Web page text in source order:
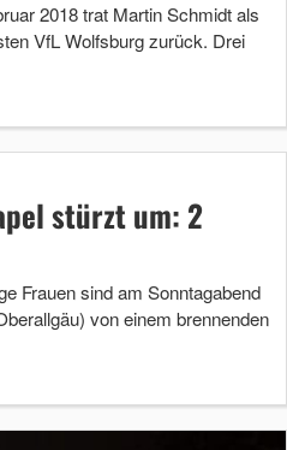
2018 trat Martin Schmidt als
VfL Wolfsburg zurück. Drei
stürzt um: 2
Frauen sind am Sonntagabend
von einem brennenden